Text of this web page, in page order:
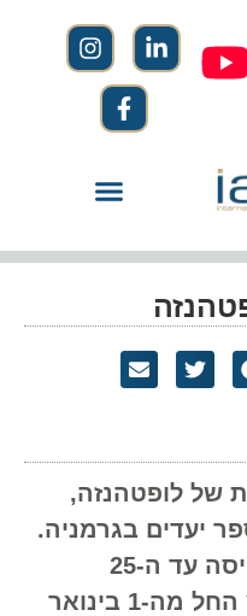
של לופטהנזה,
יעדים בגרמניה.
בתוקף לרכישת כרטיסי טיסה עד ה-25
בדצמבר ליציאות מהארץ החל מה-1 בינואר